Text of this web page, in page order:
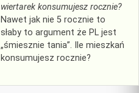
wiertarek konsumujesz rocznie?
Nawet jak nie 5 rocznie to
słaby to argument że PL jest
„śmiesznie tania”. Ile mieszkań
konsumujesz rocznie?